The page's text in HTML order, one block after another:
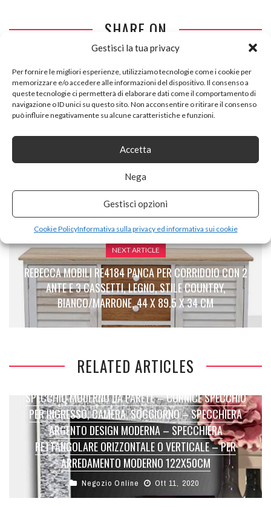
Gestisci la tua privacy
Per fornire le migliori esperienze, utilizziamo tecnologie come i cookie per
memorizzare e/o accedere alle informazioni del dispositivo. Il consenso a
queste tecnologie ci permetterà di elaborare dati come il comportamento di
navigazione o ID unici su questo sito. Non acconsentire o ritirare il consenso
può influire negativamente su alcune caratteristiche e funzioni.
Accetta
Nega
Gestisci opzioni
Cookie PolicyInformativa sulla privacy ed informativa sui cookie
SHARE ON
TIDYARD BAULE CONTENITORE IN MASSELLO DI
ROVERE,SCATOLA PORTAOGGETTI IN LEGNO,CASSAPANCA
CONTENITORE IN LEGNO,CASSAPANCA INGRESSO,BAULE
PORTAGIOCHI BAMBINI 90X45X45 CM
NEXT ARTICLE
REBECCA MOBILI RE4184 PANCA PER CORRIDOIO CON 2
ANTE E 3 CASSETTI, LEGNO, STILE COUNTRY,
BIANCO/MARRONE, 44 X 89.5 X 34 CM
RELATED ARTICLES
SPECCHIO MODERNO DA PARETE – CORNICE SPECCHIO
PER INGRESSO, CAMERA, SOGGIORNO – SPECCHIERA
ARGENTO DESIGN MODERNA – SPECCHIERA
RETTANGOLARE ORIZZONTALE O VERTICALE – PER
ARREDAMENTO MODERNO 122X50CM
Negozio Online Ott 11, 2020